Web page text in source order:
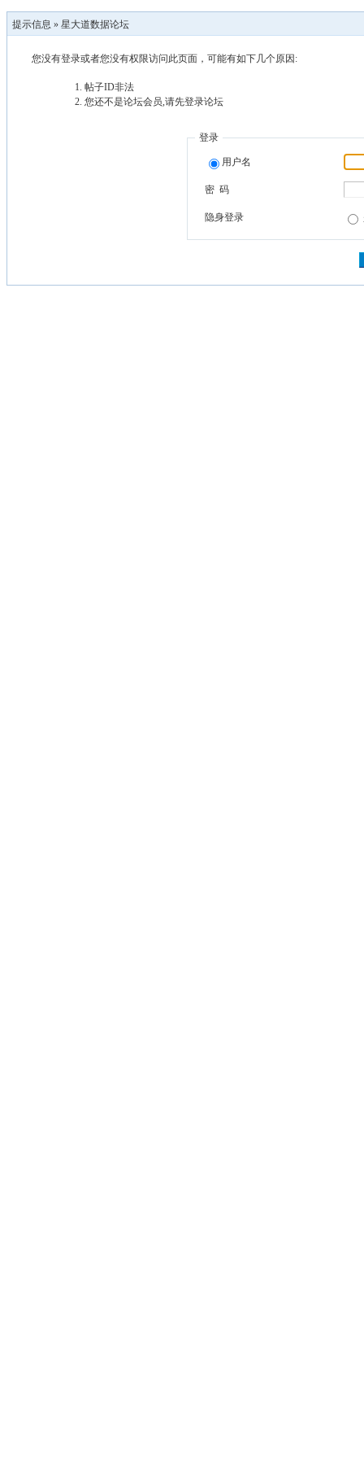
提示信息 » 星大道数据论坛
您没有登录或者您没有权限访问此页面，可能有如下几个原因:
帖子ID非法
您还不是论坛会员,请先登录论坛
登录
用户名
密 码
隐身登录